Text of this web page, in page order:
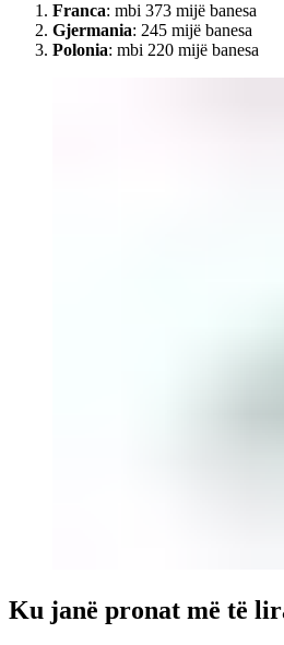
Franca: mbi 373 mijë banesa
Gjermania: 245 mijë banesa
Polonia: mbi 220 mijë banesa
Ku janë pronat më të